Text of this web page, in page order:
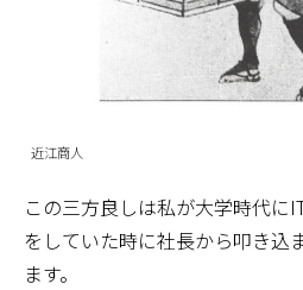
近江商人
この三方良しは私が大学時代に
をしていた時に社長から叩き込
ます。